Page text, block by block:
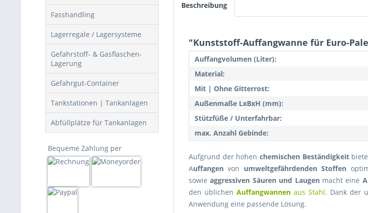
Fasshandling
Lagerregale / Lagersysteme
Gefahrstoff- & Gasflaschen-
Lagerung
Gefahrgut-Container
Tankstationen | Tankanlagen
Abfüllplätze für Tankanlagen
Bequeme Zahlung per
Beschreibung
"Kunststoff-Auffangwanne für Euro-
Auffangvolumen (Liter):
Material:
Mit | Ohne Gitterrost:
Außenmaße LxBxH (mm):
Stützfüße / Unterfahrbar:
max. Anzahl Gebinde:
Aufgrund der hohen chemischen Beständigkeit
Auffangen von umweltgefährdenden Stoffen
sowieaggressiven Säuren und Laugenmacht eine
den üblichenAuffangwannen aus Stahl. Dank der
Anwendung eine passende Lösung.